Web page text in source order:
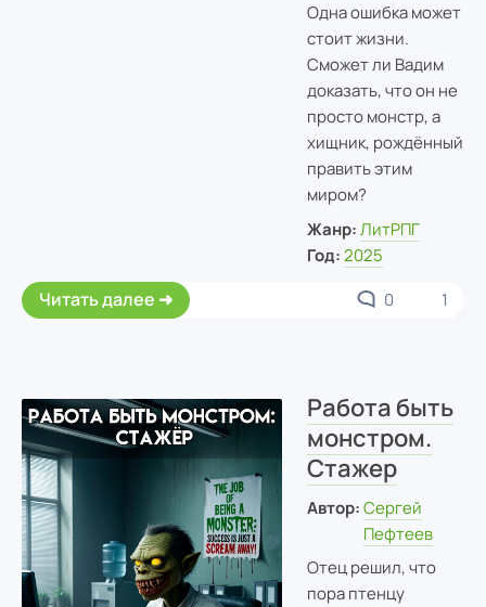
Одна ошибка может
стоит жизни.
Сможет ли Вадим
доказать, что он не
просто монстр, а
хищник, рождённый
править этим
миром?
Жанр: ЛитРПГ
Год: 2025
Читать далее 0 1
Работа быть
монстром.
Стажер
Автор: Сергей
Пефтеев
Отец решил, что
пора птенцу